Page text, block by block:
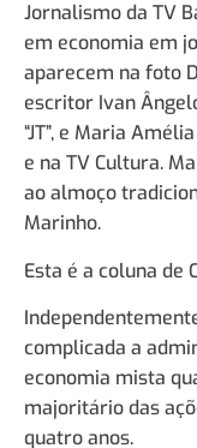
Jornalismo da TV
em economia em
aparecem na foto
escritor Ivan
“JT”, e Maria
e na TV Cultura.
ao almoço
Marinho.
Esta é a coluna de
complicada a
economia mista
majoritário das
quatro anos.